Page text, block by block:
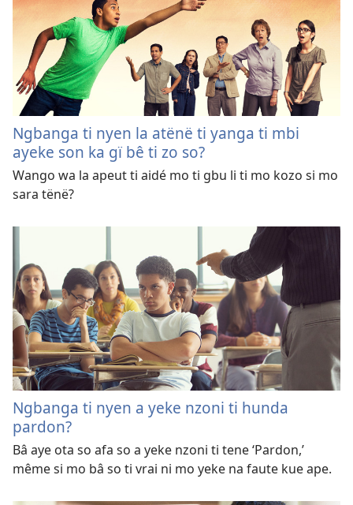
Ngbanga ti nyen la atënë ti yanga ti mbi
ayeke son ka gï bê ti zo so?
Wango wa la apeut ti aidé mo ti gbu li ti mo kozo si mo
sara tënë?
Ngbanga ti nyen a yeke nzoni ti hunda
pardon?
Bâ aye ota so afa so a yeke nzoni ti tene ‘Pardon,’
même si mo bâ so ti vrai ni mo yeke na faute kue ape.